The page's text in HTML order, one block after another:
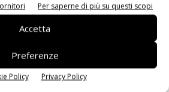
Per saperne di più su questi scopi
Accetta
Preferenze
Policy Privacy Policy
di soluzioni olistiche per la